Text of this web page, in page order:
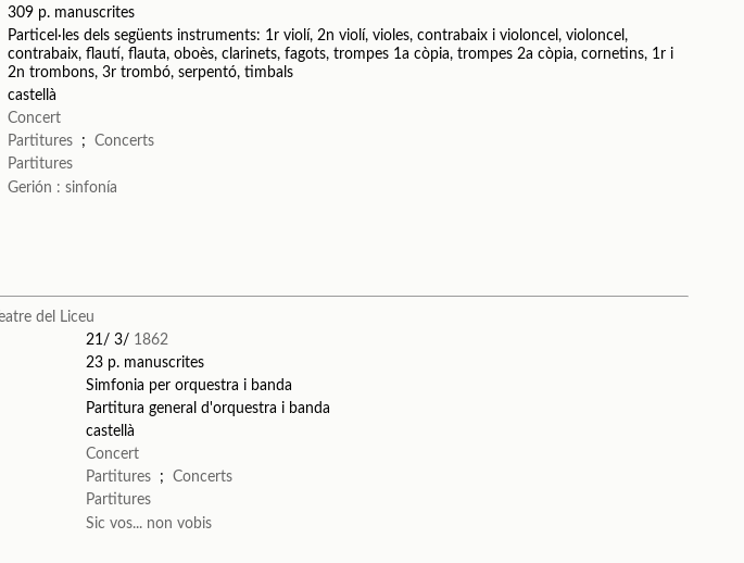
309 p. manuscrites
Particel·les dels següents instruments: 1r violí, 2n violí, violes, contrabaix i violoncel, violoncel,
contrabaix, flautí, flauta, oboès, clarinets, fagots, trompes 1a còpia, trompes 2a còpia, cornetins, 1r i
2n trombons, 3r trombó, serpentó, timbals
castellà
Concert
Partitures ;Concerts
Partitures
Gerión : sinfonía
del Liceu
21/ 3/ 1862
23 p. manuscrites
Simfonia per orquestra i banda
Partitura general d'orquestra i banda
castellà
Concert
Partitures ;Concerts
Partitures
Sic vos... non vobis